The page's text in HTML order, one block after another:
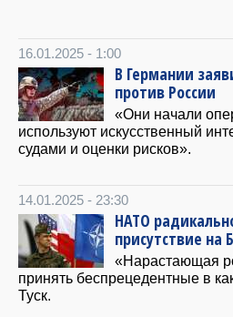
16.01.2025 - 1:00
В Германии
против России
«Они начали
используют искусственный
судами и оценки рисков».
14.01.2025 - 23:30
НАТО
присутствие на
«Нарастающая
принять беспрецедентные в
Туск.